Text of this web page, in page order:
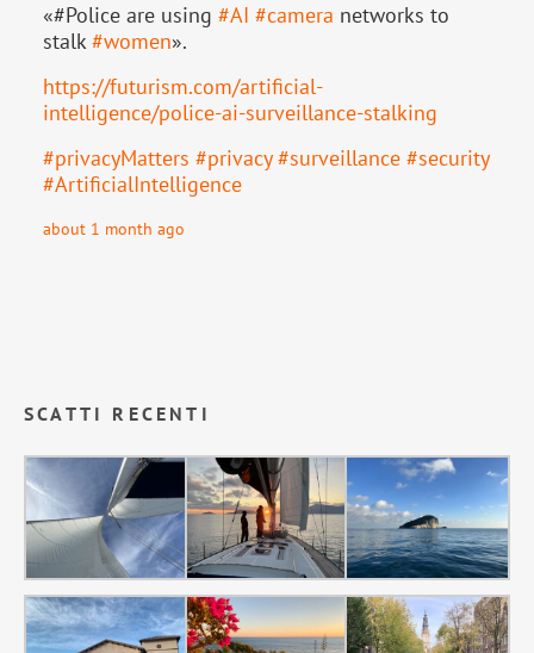
«#Police are using #AI #camera networks to
stalk#women».
https://futurism.com/artificial-
intelligence/police-ai-surveillance-stalking
#privacyMatters #privacy #surveillance #security
#ArtificialIntelligence
about 1 month ago
SCATTI RECENTI